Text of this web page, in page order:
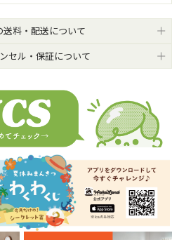
送料・配送について
セル・保証について